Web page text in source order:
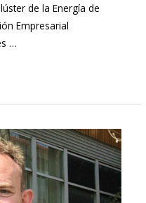
de la Energía de
Empresarial
…